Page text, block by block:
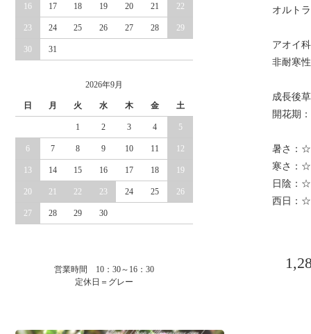
16 17 18 19 20 21 22
23 24 25 26 27 28 29
30 31
2026年9月
日 月 火 水 木 金 土
1 2 3 4 5
6 7 8 9 10 11 12
13 14 15 16 17 18 19
20 21 22 23 24 25 26
27 28 29 30
営業時間 10：30～16：30
定休日＝グレー
オルト
アオイ科
非耐寒
成長後
開花期
暑さ
寒さ：
日陰：
西日